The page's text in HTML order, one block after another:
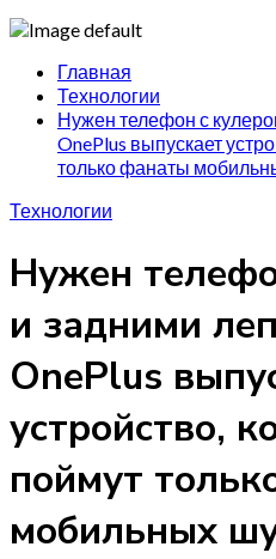
Главная
Технологии
Нужен телефон с
OnePlus выпускает
только фанаты
Технологии
Нужен
и задними
OnePlus
устройство,
поймут
мобильных